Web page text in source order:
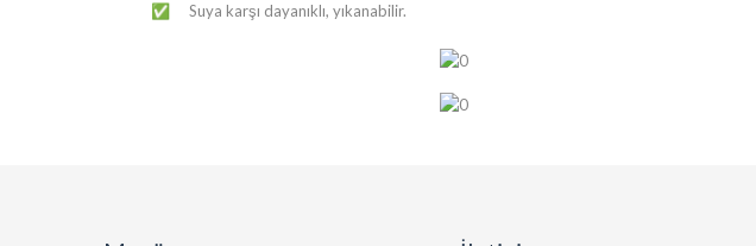
✅ ​​Suya karşı dayanıklı, yıkanabilir.